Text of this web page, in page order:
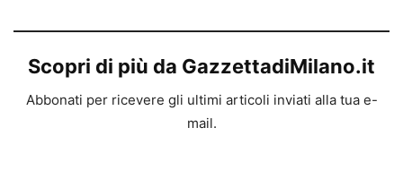
Scopri di più da GazzettadiMilano.it
Abbonati per ricevere gli ultimi articoli inviati alla tua e-
mail.